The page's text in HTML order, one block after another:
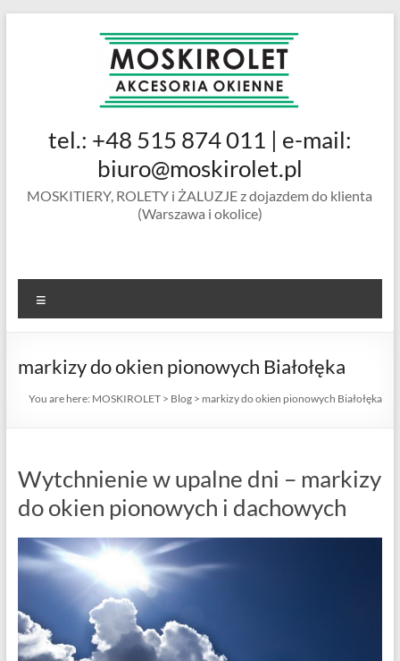
MOSKIROLET
siatki na
okienne |
ramkowe i
drzwiowe
tel.: +48 515 874 011 | e-mail:
biuro@moskirolet.pl
MOSKITIERY, ROLETY i ŻALUZJE z dojazdem do klienta
(Warszawa i okolice)
markizy do okien pionowych Białołęka
You are here: MOSKIROLET > Blog > markizy do okien pionowych Białołęka
Wytchnienie w upalne dni – markizy
do okien pionowych i dachowych